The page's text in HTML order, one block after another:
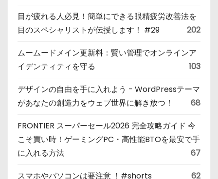
目が疲れる人必見！簡単にできる眼精疲労改善法を
目のスペシャリストが伝授します！ #29
202
ムームードメイン更新料：賢い管理でオンラインア
イデンティティを守る
103
デザインの自由を手に入れよう - WordPressテーマ
があなたの創造力をウェブ世界に解き放つ！
68
FRONTIER スーパーセール2026 完全攻略ガイド 今
こそ買い時！ゲーミングPC・高性能BTOを最安で手
に入れる方法
67
スマホやパソコンは要注意 ！#shorts 62